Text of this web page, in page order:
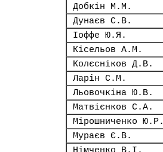
Добкін М.М.
Дунаєв С.В.
Іоффе Ю.Я.
Кісельов А.М.
Колєсніков Д.В.
Ларін С.М.
Льовочкіна Ю.В.
Матвієнков С.А.
Мірошниченко Ю.Р.
Мураєв Є.В.